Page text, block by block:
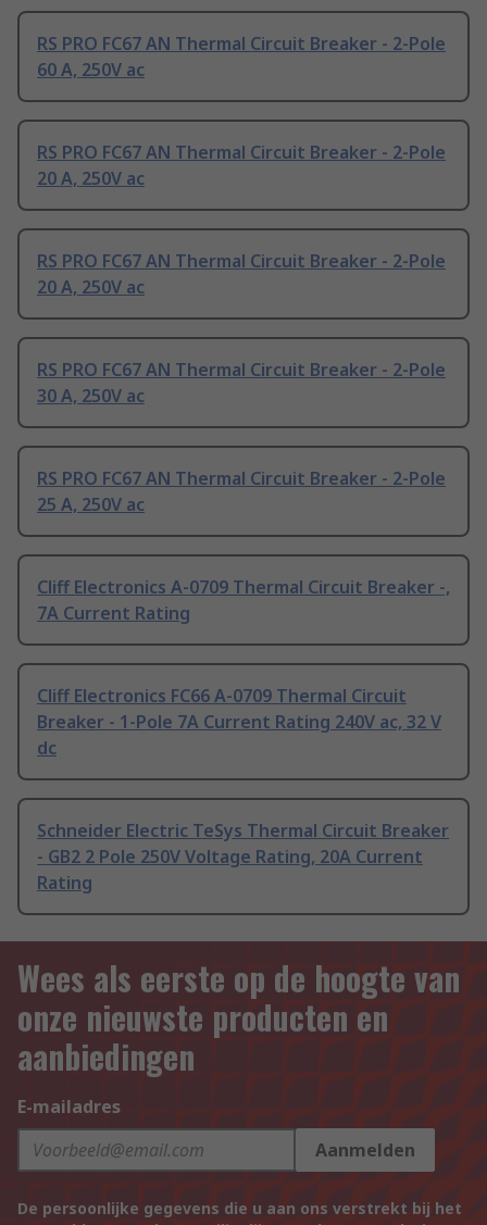
RS PRO FC67 AN Thermal Circuit Breaker - 2-Pole
60 A, 250V ac
RS PRO FC67 AN Thermal Circuit Breaker - 2-Pole
20 A, 250V ac
RS PRO FC67 AN Thermal Circuit Breaker - 2-Pole
20 A, 250V ac
RS PRO FC67 AN Thermal Circuit Breaker - 2-Pole
30 A, 250V ac
RS PRO FC67 AN Thermal Circuit Breaker - 2-Pole
25 A, 250V ac
Cliff Electronics A-0709 Thermal Circuit Breaker -,
7A Current Rating
Cliff Electronics FC66 A-0709 Thermal Circuit
Breaker - 1-Pole 7A Current Rating 240V ac, 32 V
dc
Schneider Electric TeSys Thermal Circuit Breaker
- GB2 2 Pole 250V Voltage Rating, 20A Current
Rating
Wees als eerste op de hoogte van
onze nieuwste producten en
aanbiedingen
E-mailadres
Aanmelden
De persoonlijke gegevens die u aan ons verstrekt bij het